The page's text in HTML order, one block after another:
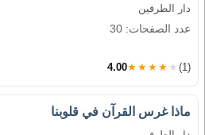
دار الطرفين
عدد الصفحات: 30
4.00★★★★★ (1)
ماذا غرس القرآن في قلوبنا